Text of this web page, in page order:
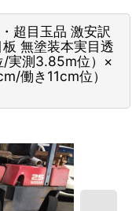
超目玉品 激安訳
無塗装本実目透
/実測3.85m位）×
働き11cm位）